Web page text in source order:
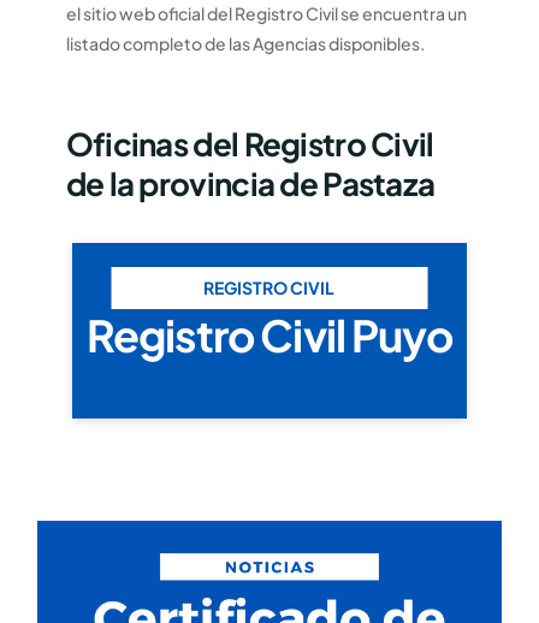
el sitio web oficial del Registro Civil se encuentra un
listado completo de las Agencias disponibles.
Oficinas del Registro Civil
de la provincia de Pastaza
REGISTRO CIVIL
Registro Civil Puyo